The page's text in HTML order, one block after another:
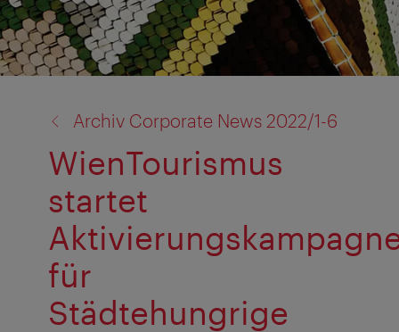
Archiv Corporate News 2022/1-6
WienTourismus
startet
für
Städtehungrige